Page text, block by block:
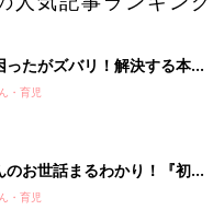
ったがズバリ！解決する本
クラブ 秋号』 4カ月～2才
・育児
のお世話まるわかり！『初め
こクラブ 夏号』〈巻頭大特
・育児